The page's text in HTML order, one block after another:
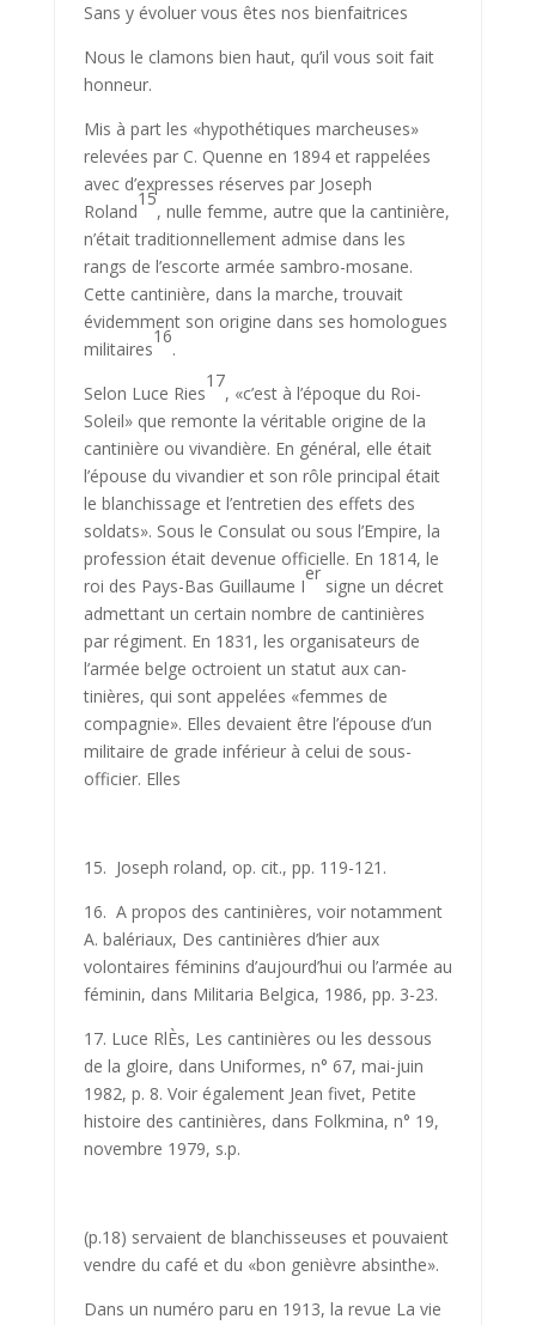
Sans y évoluer vous êtes nos bienfaitrices
Nous le clamons bien haut, qu’il vous soit fait
honneur.
Mis à part les «hypothétiques marcheuses»
relevées par C. Quenne en 1894 et rappelées
avec d’expresses réserves par Joseph
Roland
15
, nulle femme, autre que la cantinière,
n’était traditionnellement admise dans les
rangs de l’escorte armée sambro-mosane.
Cette cantinière, dans la marche, trouvait
évidemment son origine dans ses homologues
mili­taires
16
.
Selon Luce Ries
17
, «c’est à l’époque du Roi-
Soleil» que remonte la véritable origine de la
cantinière ou vivandière. En général, elle était
l’épouse du vivandier et son rôle principal était
le blanchissage et l’entre­tien des effets des
soldats». Sous le Consulat ou sous l’Empire, la
profes­sion était devenue officielle. En 1814, le
roi des Pays-Bas Guillaume I
er
signe un décret
admettant un certain nombre de cantinières
par régiment. En 1831, les organisateurs de
l’armée belge octroient un statut aux can­
tinières, qui sont appelées «femmes de
compagnie». Elles devaient être l’épouse d’un
militaire de grade inférieur à celui de sous-
officier. Elles
15. Joseph roland, op. cit., pp. 119-121.
16. A propos des cantinières, voir notamment
A. balériaux, Des cantinières d’hier aux
volontaires féminins d’aujourd’hui ou l’armée au
féminin, dans Militaria Belgica, 1986, pp. 3-23.
17. Luce RlÈs, Les cantinières ou les dessous
de la gloire, dans Uniformes, n° 67, mai-juin
1982, p. 8. Voir également Jean fivet, Petite
histoire des cantinières, dans Folkmina, n° 19,
novembre 1979, s.p.
(p.18) servaient de blanchisseuses et pouvaient
vendre du café et du «bon genièvre absinthe».
Dans un numéro paru en 1913, la revue La vie